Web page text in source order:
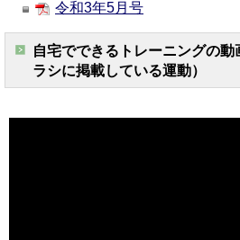
令和3年5月号
自宅でできるトレーニングの動
ラシに掲載している運動）